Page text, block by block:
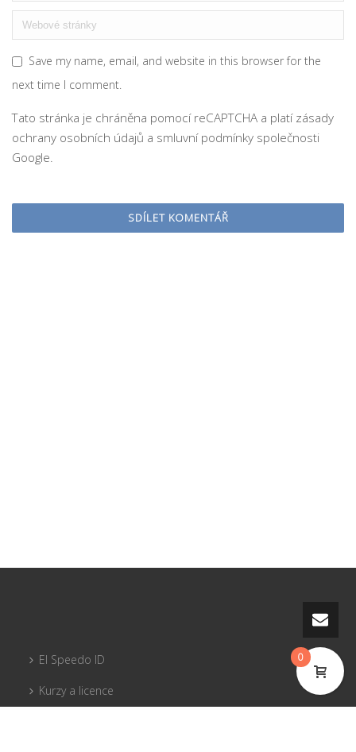
Save my name, email, and website in this browser for the
next time I comment.
Tato stránka je chráněna pomocí reCAPTCHA a platí zásady
ochrany osobních údajů a smluvní podmínky společnosti
Google.
El Speedo ID
Kurzy a licence
0